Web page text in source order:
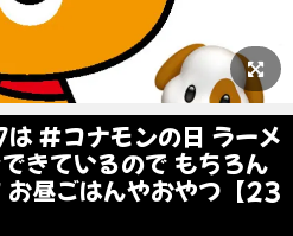
#コナモンの日 ラーメ
きているので もちろん
お昼ごはんやおやつ【23